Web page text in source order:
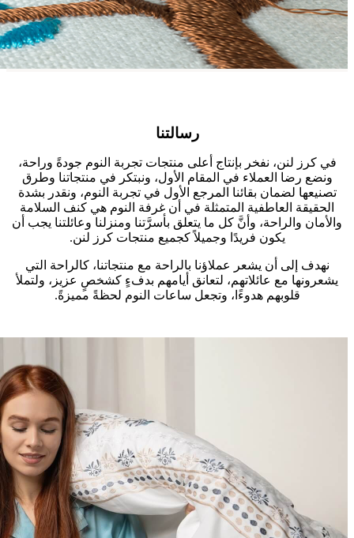
رسالتنا
في كرز لنن، نفخر بإنتاج أعلى منتجات تجربة النوم جودةً وراحة،
ونضع رضا العملاء في المقام الأول، ونبتكر في منتجاتنا وطرق
تصنيعها لضمان بقائنا المرجع الأول في تجربة النوم، ونقدر بشدة
الحقيقة العاطفية المتمثلة في أن غرفة النوم هي كنف السلامة
والأمان والراحة، وأنَّ كل ما يتعلق بأسرَّتنا ومنزلنا وعائلتنا يجب أن
يكون فريدًا وجميلاً كجميع منتجات كرز لنن.
نهدف إلى أن يشعر عملاؤنا بالراحة مع منتجاتنا، كالراحة التي
يشعرونها مع عائلاتهم، لتعانق أيامهم بدفءٍ كشخصٍ عزيز، ولتملأ
قلوبهم هدوءًا، وتجعل ساعات النوم لحظةً مميزةً.